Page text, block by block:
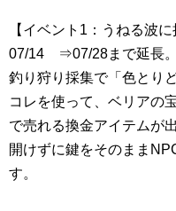
【イベント1：うねる波
07/14 ⇒07/28まで延長
釣り狩り採集で「色とり
コレを使って、ベリアの
で売れる換金アイテムが出
開けずに鍵をそのまま
す。